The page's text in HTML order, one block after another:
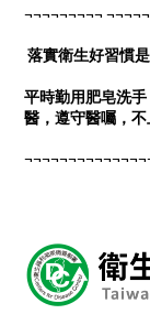
¬¬¬¬¬¬¬¬¬
落實衛生好習慣
平時勤用肥皂洗
醫，遵守醫囑，
學務